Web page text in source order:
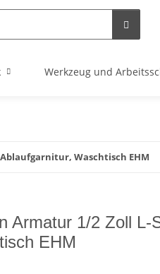
Werkzeug und
Waschtisch EHM
Armatur 1/2 Zoll L-
EHM